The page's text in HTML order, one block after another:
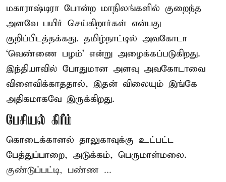
மகாராஷ்டிரா போன்ற மாநிலங்களில் குறைந்த
அளவே பயிர் செய்கிறார்கள் என்பது
குறிப்பிடத்தக்கது. தமிழ்நாட்டில் அவகோடா
‘வெண்ணை பழம்’ என்று அழைக்கப்படுகிறது.
இந்தியாவில் போதுமான அளவு அவகோடாவை
விளைவிக்காததால், இதன் விலையும் இங்கே
அதிகமாகவே இருக்கிறது.
பேசியல் கிரீம்
கொடைக்கானல் தாலுகாவுக்கு உட்பட்ட
பேத்துப்பாறை, அடுக்கம், பெருமாள்மலை.
குண்டுப்பட்டி, பண்ண ...